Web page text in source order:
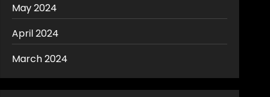
May 2024
April 2024
March 2024